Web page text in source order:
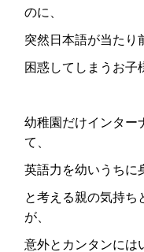
のに、
突然日本語が当たり
困惑してしまうお子
幼稚園だけインター
て、
英語力を幼いうちに
と考える親の気持ち
が、
意外とカンタンには